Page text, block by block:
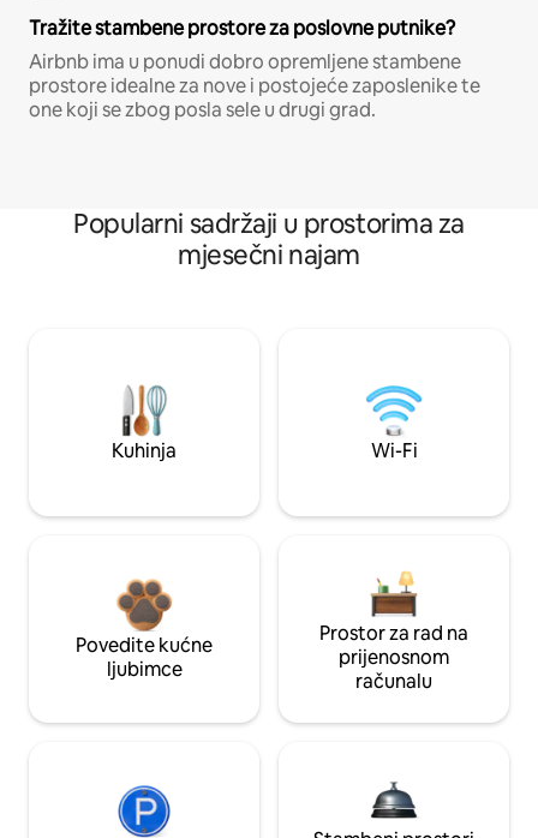
Tražite stambene prostore za poslovne putnike?
Airbnb ima u ponudi dobro opremljene stambene
prostore idealne za nove i postojeće zaposlenike te
one koji se zbog posla sele u drugi grad.
Popularni sadržaji u prostorima za
mjesečni najam
Kuhinja Wi-Fi
Povedite kućne
ljubimce
Prostor za rad na
prijenosnom
računalu